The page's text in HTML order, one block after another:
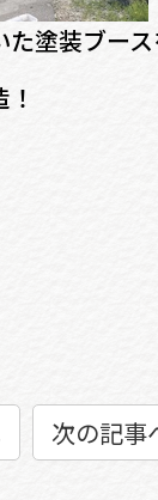
た塗装ブース
次の記事